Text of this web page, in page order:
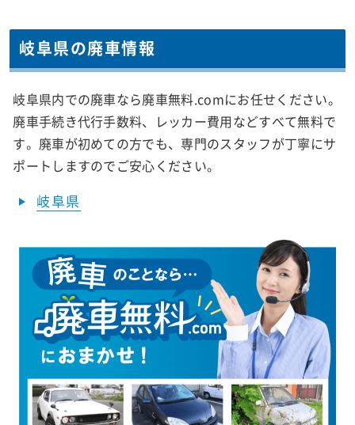
岐阜県の廃車情報
岐阜県内での廃車なら廃車無料.comにお任せください。
廃車手続き代行手数料、レッカー費用などすべて無料で
す。廃車が初めての方でも、専門のスタッフが丁寧にサ
ポートしますのでご安心ください。
岐阜県